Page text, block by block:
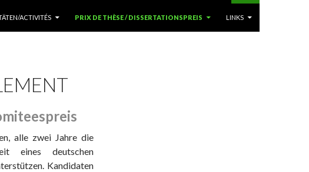
ACTIVITÉS PRIX DE THÈSE / DISSERTATIONSPREIS LINKS
alle zwei Jahre die
eines deutschen
Kandidaten